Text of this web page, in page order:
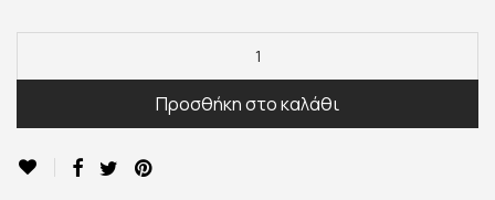
Προσθήκη στο καλάθι